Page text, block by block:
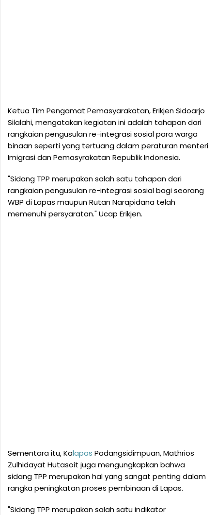
Ketua Tim Pengamat Pemasyarakatan, Erikjen Sidoarjo
Silalahi, mengatakan kegiatan ini adalah tahapan dari
rangkaian pengusulan re-integrasi sosial para warga
binaan seperti yang tertuang dalam peraturan menteri
Imigrasi dan Pemasyrakatan Republik Indonesia.
"Sidang TPP merupakan salah satu tahapan dari
rangkaian pengusulan re-integrasi sosial bagi seorang
WBP di Lapas maupun Rutan Narapidana telah
memenuhi persyaratan." Ucap Erikjen.
Sementara itu, Kalapas Padangsidimpuan, Mathrios
Zulhidayat Hutasoit juga mengungkapkan bahwa
sidang TPP merupakan hal yang sangat penting dalam
rangka peningkatan proses pembinaan di Lapas.
"Sidang TPP merupakan salah satu indikator